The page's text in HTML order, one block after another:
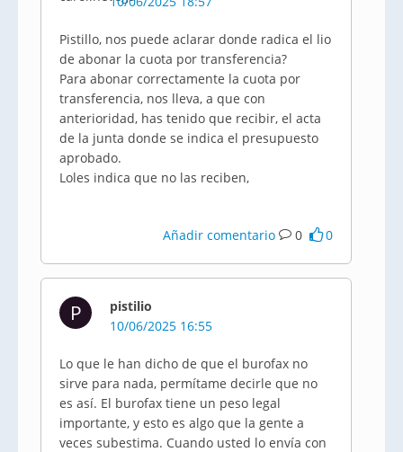
Pistillo, nos puede aclarar donde radica el lio
de abonar la cuota por transferencia?
Para abonar correctamente la cuota por
transferencia, nos lleva, a que con
anterioridad, has tenido que recibir, el acta
de la junta donde se indica el presupuesto
aprobado.
Loles indica que no las reciben,
Añadir comentario 0 0
P
pistilio
10/06/2025 16:55
Lo que le han dicho de que el burofax no
sirve para nada, permítame decirle que no
es así. El burofax tiene un peso legal
importante, y esto es algo que la gente a
veces subestima. Cuando usted lo envía con